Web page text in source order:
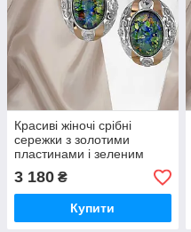
Красиві жіночі срібні
сережки з золотими
пластинами і зеленим
опалом
3 180 ₴
Купити